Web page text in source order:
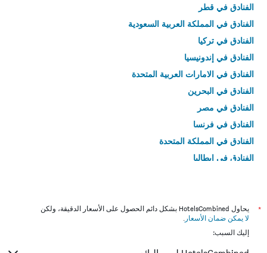
الفنادق في قطر
الفنادق في المملكة العربية السعودية
الفنادق في تركيا
الفنادق في إندونيسيا
الفنادق في الامارات العربية المتحدة
الفنادق في البحرين
الفنادق في مصر
الفنادق في فرنسا
الفنادق في المملكة المتحدة
الفنادق في إيطاليا
*
يحاول HotelsCombined بشكل دائم الحصول على الأسعار الدقيقة، ولكن
لا يمكن ضمان الأسعار .
إليك السبب: